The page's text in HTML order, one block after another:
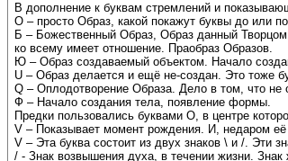
В дополнение к буквам стремлений и
О – просто Образ, какой покажут буквы до или
Б – Божественный Образ, Образ данный
ко всему имеет отношение. Праобраз Образов.
Ю – Образ создаваемый объектом. Начало
U – Образ делается и ещё не-создан. Это тоже
Q – Оплодотворение Образа. Дело в том, что не
Ф – Начало создания тела, появление формы.
Предки пользовались буквами О, в центре
V – Показывает момент рождения. И, недаром её
V – Эта буква состоит из двух знаков \ и /. Эти
/ - Знак возвышения духа, в течении жизни. Знак